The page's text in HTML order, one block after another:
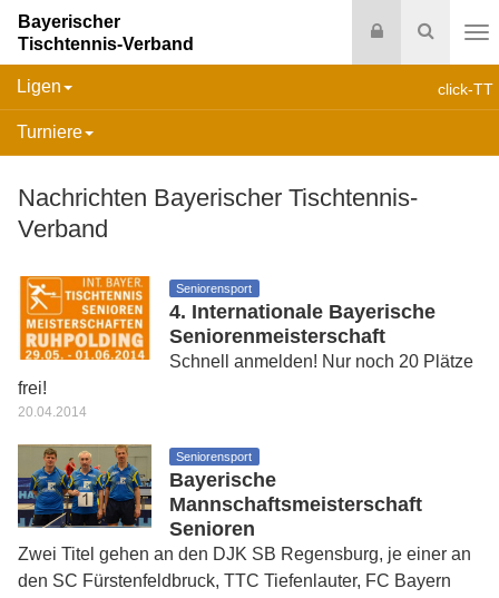
Suche
Login
Bayerischer
Tischtennis-Verband
click-TT
Ligen
Turniere
Nachrichten Bayerischer Tischtennis-
Verband
Seniorensport
4. Internationale Bayerische
Seniorenmeisterschaft
Schnell anmelden! Nur noch 20 Plätze
frei!
20.04.2014
Seniorensport
Bayerische
Mannschaftsmeisterschaft
Senioren
Zwei Titel gehen an den DJK SB Regensburg, je einer an
den SC Fürstenfeldbruck, TTC Tiefenlauter, FC Bayern